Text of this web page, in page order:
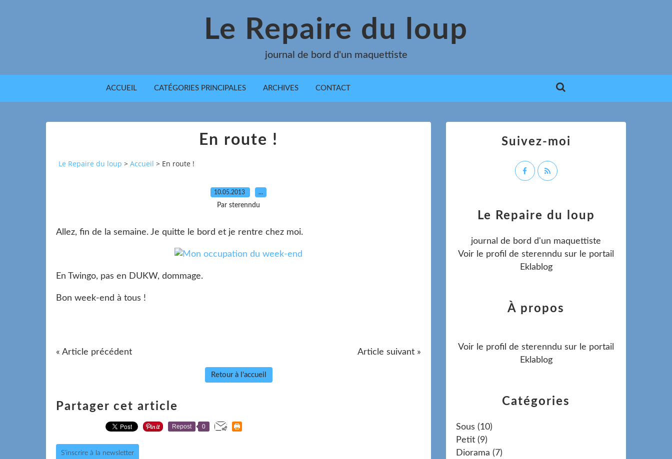
Le Repaire du loup
journal de bord d'un maquettiste
ACCUEIL CATÉGORIES PRINCIPALES ARCHIVES CONTACT
En route !
Le Repaire du loup > Accueil > En route !
10.05.2013 …
Par sterenndu
Allez, fin de la semaine. Je quitte le bord et je rentre chez moi.
En Twingo, pas en DUKW, dommage.
Bon week-end à tous !
« Article précédent Article suivant »
Retour à l'accueil
Partager cet article
Repost 0
S'inscrire à la newsletter
Catégories
Sous (10)
Petit (9)
Diorama (7)
Le Repaire du loup
journal de bord d'un maquettiste
Voir le profil de sterenndu sur le portail
Eklablog
Suivez-moi
À propos
Voir le profil de sterenndu sur le portail
Eklablog